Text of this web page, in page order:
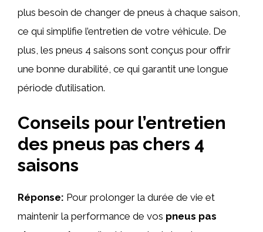
plus besoin de changer de pneus à chaque saison,
ce qui simplifie l’entretien de votre véhicule. De
plus, les pneus 4 saisons sont conçus pour offrir
une bonne durabilité, ce qui garantit une longue
période d’utilisation.
Conseils pour l’entretien
des pneus pas chers 4
saisons
Réponse: Pour prolonger la durée de vie et
maintenir la performance de vos pneus pas